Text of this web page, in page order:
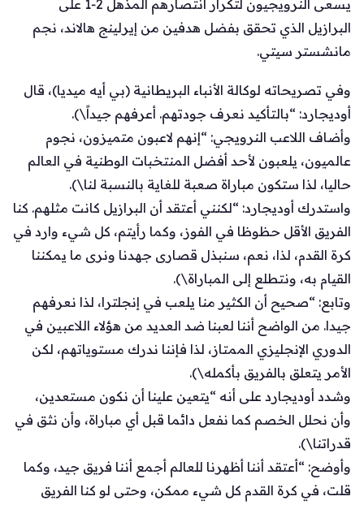
يسعى النرويجيون لتكرار انتصارهم المذهل 2‑1 على
البرازيل الذي تحقق بفضل هدفين من إيرلينج هالاند، نجم
مانشستر سيتي.
وفي تصريحاته لوكالة الأنباء البريطانية (بي أيه ميديا)، قال
أوديجارد: “بالتأكيد نعرف جودتهم. أعرفهم جيداً\).
وأضاف اللاعب النرويجي: “إنهم لاعبون متميزون، نجوم
عالميون، يلعبون لأحد أفضل المنتخبات الوطنية في العالم
حاليا، لذا ستكون مباراة صعبة للغاية بالنسبة لنا\).
واستدرك أوديجارد: “لكنني أعتقد أن البرازيل كانت مثلهم. كنا
الفريق الأقل حظوظا في الفوز، وكما رأيتم، كل شيء وارد في
كرة القدم، لذا، نعم، سنبذل قصارى جهدنا ونرى ما يمكننا
القيام به، ونتطلع إلى المباراة\).
وتابع: “صحيح أن الكثير منا يلعب في إنجلترا، لذا نعرفهم
جيدا. من الواضح أننا لعبنا ضد العديد من هؤلاء اللاعبين في
الدوري الإنجليزي الممتاز، لذا فإننا ندرك مستوياتهم، لكن
الأمر يتعلق بالفريق بأكمله\).
وشدد أوديجارد على أنه “يتعين علينا أن نكون مستعدين،
وأن نحلل الخصم كما نفعل دائما قبل أي مباراة، وأن نثق في
قدراتنا\).
وأوضح: “أعتقد أننا أظهرنا للعالم أجمع أننا فريق جيد، وكما
قلت، في كرة القدم كل شيء ممكن، وحتى لو كنا الفريق